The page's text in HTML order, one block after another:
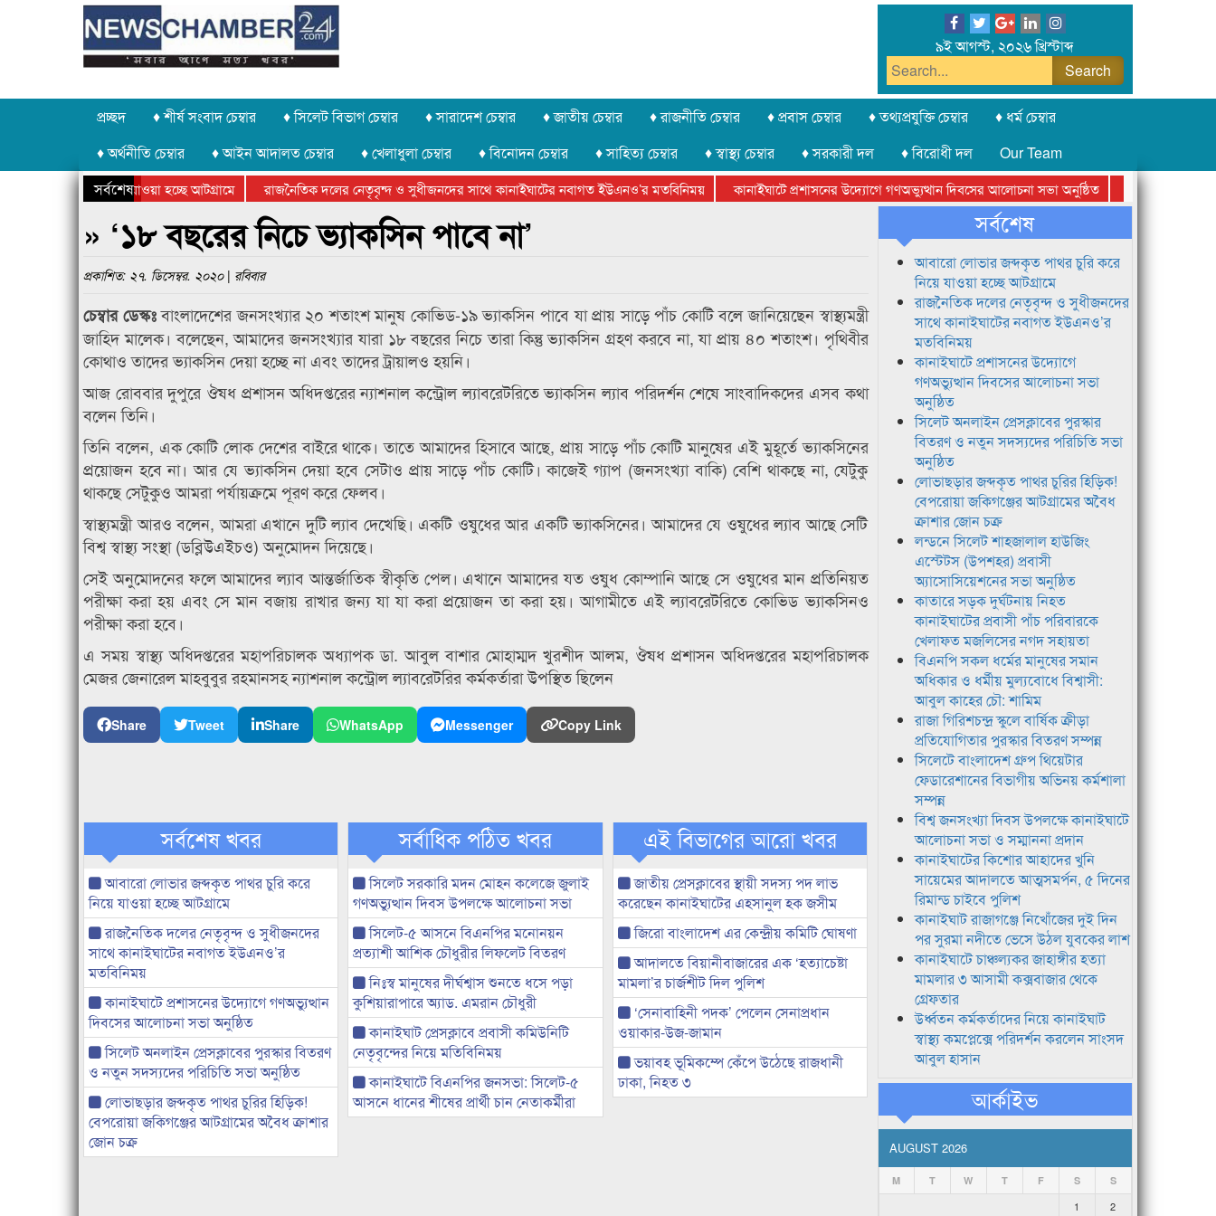
৯ই আগস্ট, ২০২৬ খ্রিস্টাব্দ
প্রচ্ছদ ♦ শীর্ষ সংবাদ চেম্বার ♦ সিলেট বিভাগ চেম্বার ♦ সারাদেশ চেম্বার ♦ জাতীয় চেম্বার ♦ রাজনীতি চেম্বার ♦ প্রবাস চেম্বার ♦ তথ্যপ্রযুক্তি চেম্বার
♦ ধর্ম চেম্বার
♦ অর্থনীতি চেম্বার
♦ আইন আদালত চেম্বার ♦ খেলাধুলা চেম্বার ♦ বিনোদন চেম্বার ♦ সাহিত্য চেম্বার ♦ স্বাস্থ্য চেম্বার ♦ সরকারী দল ♦ বিরোধী দল
Our Team
সর্বশেষ
চুরি করে নিয়ে যাওয়া হচ্ছে আটগ্রামে রাজনৈতিক দলের নেতৃবৃন্দ ও সুধীজনদের সাথে কানাইঘাটের নবাগত ইউএনও’র মতবিনিময় কানাইঘাটে প্রশাসনের উদ্যোগে গণঅভ্যুত্থান দিবসের আলোচনা সভা অনুষ্ঠিত
সিলেট অনলাইন
সিলেটে বাংলাদেশ গ্রুপ থিয়েটার ফেডারেশানের বিভাগীয় অভিনয় কর্মশালা সম্পন্ন
» ‘১৮ বছরের নিচে ভ্যাকসিন পাবে না’
প্রকাশিত: ২৭. ডিসেম্বর. ২০২০ | রবিবার
চেম্বার ডেস্কঃবাংলাদেশের জনসংখ্যার ২০ শতাংশ মানুষ কোভিড-১৯ ভ্যাকসিন পাবে যা প্রায় সাড়ে পাঁচ কোটি বলে জানিয়েছেন স্বাস্থ্যমন্ত্রী
জাহিদ মালেক। বলেছেন, আমাদের জনসংখ্যার যারা ১৮ বছরের নিচে তারা কিন্তু ভ্যাকসিন গ্রহণ করবে না, যা প্রায় ৪০ শতাংশ। পৃথিবীর
কোথাও তাদের ভ্যাকসিন দেয়া হচ্ছে না এবং তাদের ট্রায়ালও হয়নি।
আজ রোববার দুপুরে ঔষধ প্রশাসন অধিদপ্তরের ন্যাশনাল কন্ট্রোল ল্যাবরেটরিতে ভ্যাকসিন ল্যাব পরিদর্শন শেষে সাংবাদিকদের এসব কথা
বলেন তিনি।
তিনি বলেন, এক কোটি লোক দেশের বাইরে থাকে। তাতে আমাদের হিসাবে আছে, প্রায় সাড়ে পাঁচ কোটি মানুষের এই মুহূর্তে ভ্যাকসিনের
প্রয়োজন হবে না। আর যে ভ্যাকসিন দেয়া হবে সেটাও প্রায় সাড়ে পাঁচ কোটি। কাজেই গ্যাপ (জনসংখ্যা বাকি) বেশি থাকছে না, যেটুকু
থাকছে সেটুকুও আমরা পর্যায়ক্রমে পূরণ করে ফেলব।
স্বাস্থ্যমন্ত্রী আরও বলেন, আমরা এখানে দুটি ল্যাব দেখেছি। একটি ওষুধের আর একটি ভ্যাকসিনের। আমাদের যে ওষুধের ল্যাব আছে সেটি
বিশ্ব স্বাস্থ্য সংস্থা (ডব্লিউএইচও) অনুমোদন দিয়েছে।
সেই অনুমোদনের ফলে আমাদের ল্যাব আন্তর্জাতিক স্বীকৃতি পেল। এখানে আমাদের যত ওষুধ কোম্পানি আছে সে ওষুধের মান প্রতিনিয়ত
পরীক্ষা করা হয় এবং সে মান বজায় রাখার জন্য যা যা করা প্রয়োজন তা করা হয়। আগামীতে এই ল্যাবরেটরিতে কোভিড ভ্যাকসিনও
পরীক্ষা করা হবে।
এ সময় স্বাস্থ্য অধিদপ্তরের মহাপরিচালক অধ্যাপক ডা. আবুল বাশার মোহাম্মদ খুরশীদ আলম, ঔষধ প্রশাসন অধিদপ্তরের মহাপরিচালক
মেজর জেনারেল মাহবুবুর রহমানসহ ন্যাশনাল কন্ট্রোল ল্যাবরেটরির কর্মকর্তারা উপস্থিত ছিলেন
Share Tweet Share WhatsApp Messenger Copy Link
সর্বশেষ খবর
আবারো লোভার জব্দকৃত পাথর চুরি করে
নিয়ে যাওয়া হচ্ছে আটগ্রামে
রাজনৈতিক দলের নেতৃবৃন্দ ও সুধীজনদের
সাথে কানাইঘাটের নবাগত ইউএনও’র
মতবিনিময়
কানাইঘাটে প্রশাসনের উদ্যোগে গণঅভ্যুত্থান
দিবসের আলোচনা সভা অনুষ্ঠিত
সিলেট অনলাইন প্রেসক্লাবের পুরস্কার বিতরণ
ও নতুন সদস্যদের পরিচিতি সভা অনুষ্ঠিত
লোভাছড়ার জব্দকৃত পাথর চুরির হিড়িক!
বেপরোয়া জকিগঞ্জের আটগ্রামের অবৈধ ক্রাশার
জোন চক্র
সর্বাধিক পঠিত খবর
সিলেট সরকারি মদন মোহন কলেজে জুলাই
গণঅভ্যুত্থান দিবস উপলক্ষে আলোচনা সভা
সিলেট-৫ আসনে বিএনপির মনোনয়ন
প্রত্যাশী আশিক চৌধুরীর লিফলেট বিতরণ
নিঃস্ব মানুষের দীর্ঘশ্বাস শুনতে ধসে পড়া
কুশিয়ারাপারে অ্যাড. এমরান চৌধুরী
কানাইঘাট প্রেসক্লাবে প্রবাসী কমিউনিটি
নেতৃবৃন্দের নিয়ে মতিবিনিময়
কানাইঘাটে বিএনপির জনসভা: সিলেট-৫
আসনে ধানের শীষের প্রার্থী চান নেতাকর্মীরা
এই বিভাগের আরো খবর
জাতীয় প্রেসক্লাবের স্থায়ী সদস্য পদ লাভ
করেছেন কানাইঘাটের এহসানুল হক জসীম
জিরো বাংলাদেশ এর কেন্দ্রীয় কমিটি ঘোষণা
আদালতে বিয়ানীবাজারের এক ‘হত্যাচেষ্টা
মামলা’র চার্জশীট দিল পুলিশ
‘সেনাবাহিনী পদক’ পেলেন সেনাপ্রধান
ওয়াকার-উজ-জামান
ভয়াবহ ভূমিকম্পে কেঁপে উঠেছে রাজধানী
ঢাকা, নিহত ৩
সর্বশেষ
আবারো লোভার জব্দকৃত পাথর চুরি করে
নিয়ে যাওয়া হচ্ছে আটগ্রামে
রাজনৈতিক দলের নেতৃবৃন্দ ও সুধীজনদের
সাথে কানাইঘাটের নবাগত ইউএনও’র
মতবিনিময়
কানাইঘাটে প্রশাসনের উদ্যোগে
গণঅভ্যুত্থান দিবসের আলোচনা সভা
অনুষ্ঠিত
সিলেট অনলাইন প্রেসক্লাবের পুরস্কার
বিতরণ ও নতুন সদস্যদের পরিচিতি সভা
অনুষ্ঠিত
লোভাছড়ার জব্দকৃত পাথর চুরির হিড়িক!
বেপরোয়া জকিগঞ্জের আটগ্রামের অবৈধ
ক্রাশার জোন চক্র
লন্ডনে সিলেট শাহজালাল হাউজিং
এস্টেটস (উপশহর) প্রবাসী
অ্যাসোসিয়েশনের সভা অনুষ্ঠিত
কাতারে সড়ক দুর্ঘটনায় নিহত
কানাইঘাটের প্রবাসী পাঁচ পরিবারকে
খেলাফত মজলিসের নগদ সহায়তা
বিএনপি সকল ধর্মের মানুষের সমান
অধিকার ও ধর্মীয় মুল্যবোধে বিশ্বাসী:
আবুল কাহের চৌ: শামিম
রাজা গিরিশচন্দ্র স্কুলে বার্ষিক ক্রীড়া
প্রতিযোগিতার পুরস্কার বিতরণ সম্পন্ন
সিলেটে বাংলাদেশ গ্রুপ থিয়েটার
ফেডারেশানের বিভাগীয় অভিনয় কর্মশালা
সম্পন্ন
বিশ্ব জনসংখ্যা দিবস উপলক্ষে কানাইঘাটে
আলোচনা সভা ও সম্মাননা প্রদান
কানাইঘাটের কিশোর আহাদের খুনি
সায়েমের আদালতে আত্মসমর্পন, ৫ দিনের
রিমান্ড চাইবে পুলিশ
কানাইঘাট রাজাগঞ্জে নিখোঁজের দুই দিন
পর সুরমা নদীতে ভেসে উঠল যুবকের লাশ
কানাইঘাটে চাঞ্চল্যকর জাহাঙ্গীর হত্যা
মামলার ৩ আসামী কক্সবাজার থেকে
গ্রেফতার
উর্ধ্বতন কর্মকর্তাদের নিয়ে কানাইঘাট
স্বাস্থ্য কমপ্লেক্সে পরিদর্শন করলেন সাংসদ
আবুল হাসান
আর্কাইভ
AUGUST 2026
M T W T F S S
1
2